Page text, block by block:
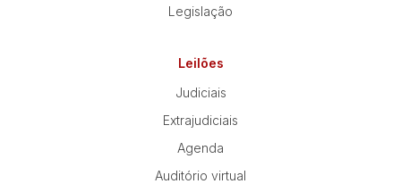
Legislação
Leilões
Judiciais
Extrajudiciais
Agenda
Auditório virtual